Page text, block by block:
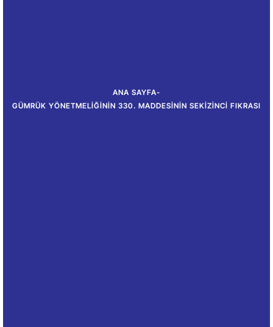
ANA SAYFA-
GÜMRÜK YÖNETMELIĞININ 330. MADDESININ SEKIZINCI FIKRASI